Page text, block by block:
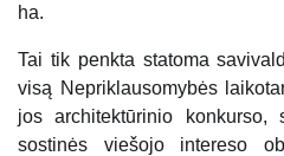
ha.
Tai tik penkta statoma
visą Nepriklausomybės
jos architektūrinio konkurso,
sostinės viešojo intereso